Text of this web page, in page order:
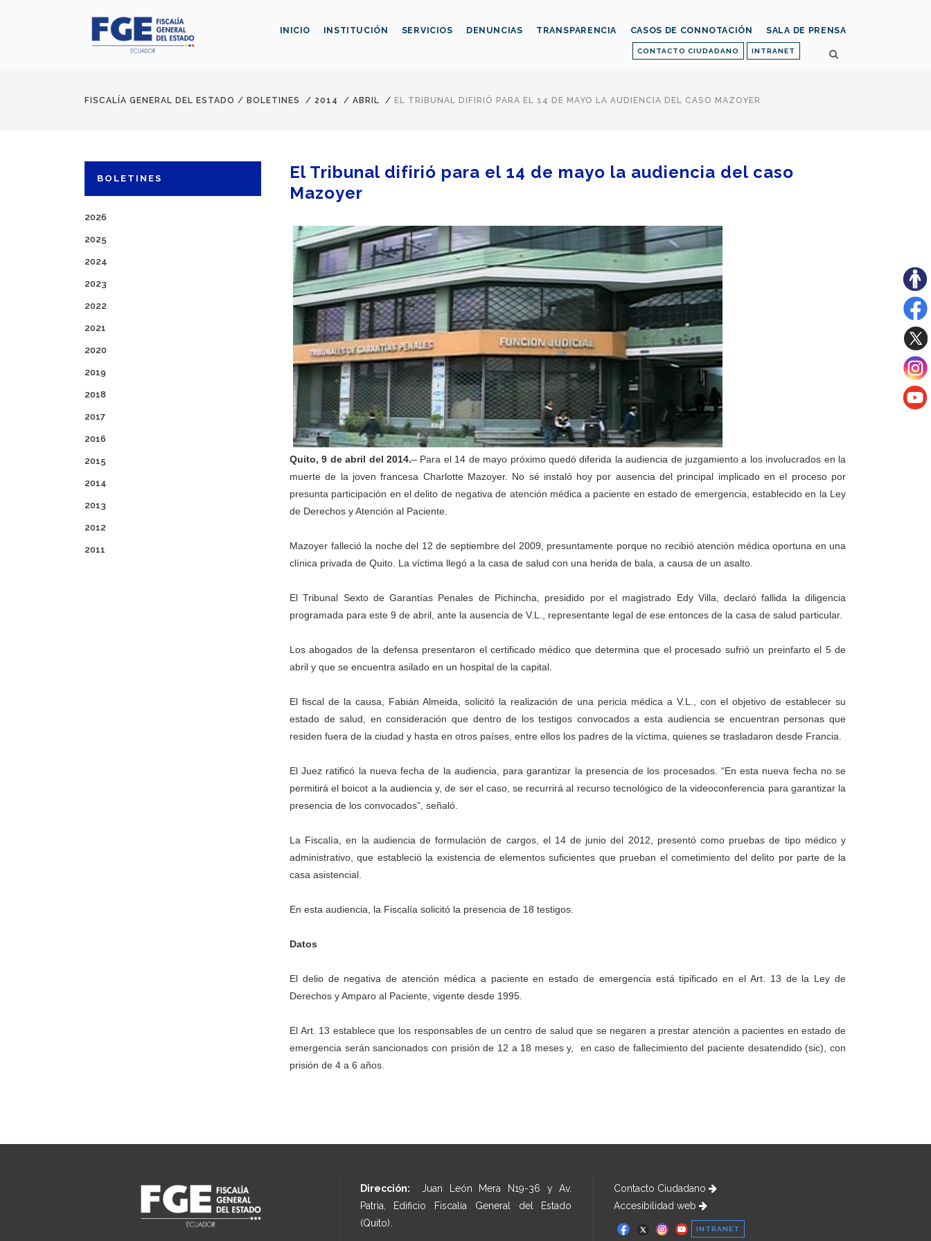
CONTACTO CIUDADANO INTRANET
INICIO INSTITUCIÓN SERVICIOS DENUNCIAS TRANSPARENCIA CASOS DE CONNOTACIÓN SALA DE PRENSA
FISCALÍA GENERAL DEL ESTADO / BOLETINES / 2014 / ABRIL / EL TRIBUNAL DIFIRIÓ PARA EL 14 DE MAYO LA AUDIENCIA DEL CASO MAZOYER
BOLETINES
2026
2025
2024
2023
2022
2021
2020
2019
2018
2017
2016
2015
2014
2013
2012
2011
El Tribunal difirió para el 14 de mayo la audiencia del caso
Mazoyer
Quito, 9 de abril del 2014.– Para el 14 de mayo próximo quedó diferida la audiencia de juzgamiento a los involucrados en la
muerte de la joven francesa Charlotte Mazoyer. No sé instaló hoy por ausencia del principal implicado en el proceso por
presunta participación en el delito de negativa de atención médica a paciente en estado de emergencia, establecido en la Ley
de Derechos y Atención al Paciente.
Mazoyer falleció la noche del 12 de septiembre del 2009, presuntamente porque no recibió atención médica oportuna en una
clínica privada de Quito. La víctima llegó a la casa de salud con una herida de bala, a causa de un asalto.
El Tribunal Sexto de Garantías Penales de Pichincha, presidido por el magistrado Edy Villa, declaró fallida la diligencia
programada para este 9 de abril, ante la ausencia de V.L., representante legal de ese entonces de la casa de salud particular.
Los abogados de la defensa presentaron el certificado médico que determina que el procesado sufrió un preinfarto el 5 de
abril y que se encuentra asilado en un hospital de la capital.
El fiscal de la causa, Fabián Almeida, solicitó la realización de una pericia médica a V.L., con el objetivo de establecer su
estado de salud, en consideración que dentro de los testigos convocados a esta audiencia se encuentran personas que
residen fuera de la ciudad y hasta en otros países, entre ellos los padres de la víctima, quienes se trasladaron desde Francia.
El Juez ratificó la nueva fecha de la audiencia, para garantizar la presencia de los procesados. “En esta nueva fecha no se
permitirá el boicot a la audiencia y, de ser el caso, se recurrirá al recurso tecnológico de la videoconferencia para garantizar la
presencia de los convocados”, señaló.
La Fiscalía, en la audiencia de formulación de cargos, el 14 de junio del 2012, presentó como pruebas de tipo médico y
administrativo, que estableció la existencia de elementos suficientes que prueban el cometimiento del delito por parte de la
casa asistencial.
En esta audiencia, la Fiscalía solicitó la presencia de 18 testigos.
Datos
El delio de negativa de atención médica a paciente en estado de emergencia está tipificado en el Art. 13 de la Ley de
Derechos y Amparo al Paciente, vigente desde 1995.
El Art. 13 establece que los responsables de un centro de salud que se negaren a prestar atención a pacientes en estado de
emergencia serán sancionados con prisión de 12 a 18 meses y, en caso de fallecimiento del paciente desatendido (sic), con
prisión de 4 a 6 años.
Dirección: Juan León Mera N19-36 y Av.
Patria, Edificio Fiscalía General del Estado
(Quito).
Contacto Ciudadano
Accesibilidad web
INTRANET